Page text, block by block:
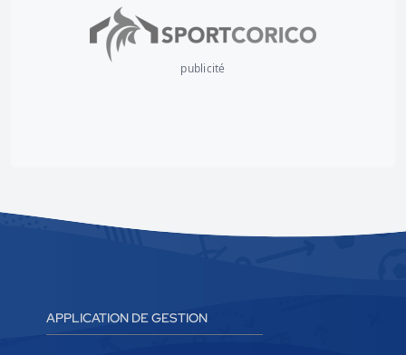
publicité
APPLICATION DE GESTION